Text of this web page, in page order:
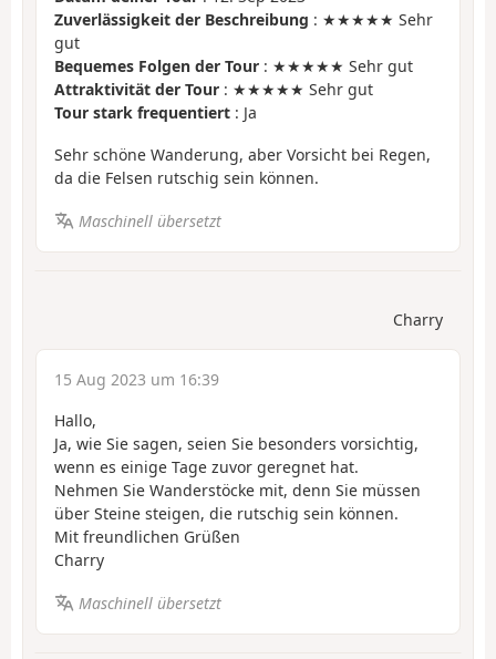
Zuverlässigkeit der Beschreibung : ★★★★★ Sehr
gut
Bequemes Folgen der Tour : ★★★★★ Sehr gut
Attraktivität der Tour : ★★★★★ Sehr gut
Tour stark frequentiert : Ja
Sehr schöne Wanderung, aber Vorsicht bei Regen,
da die Felsen rutschig sein können.
Maschinell übersetzt
Charry
15 Aug 2023 um 16:39
Hallo,
Ja, wie Sie sagen, seien Sie besonders vorsichtig,
wenn es einige Tage zuvor geregnet hat.
Nehmen Sie Wanderstöcke mit, denn Sie müssen
über Steine steigen, die rutschig sein können.
Mit freundlichen Grüßen
Charry
Maschinell übersetzt